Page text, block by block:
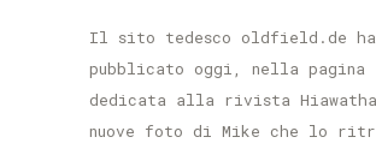
Il sito tedesco oldfield.de ha
pubblicato oggi, nella pagina
dedicata alla rivista
nuove foto di Mike che lo